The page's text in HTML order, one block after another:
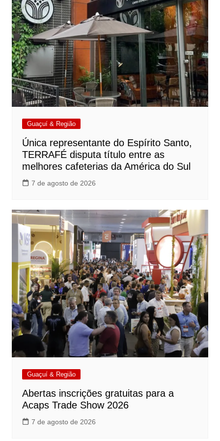
Guaçuí & Região
Única representante do Espírito Santo,
TERRAFÉ disputa título entre as
melhores cafeterias da América do Sul
7 de agosto de 2026
Guaçuí & Região
Abertas inscrições gratuitas para a
Acaps Trade Show 2026
7 de agosto de 2026